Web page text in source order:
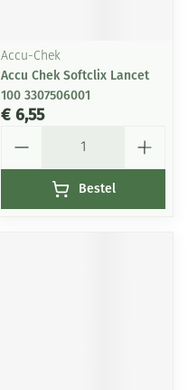
Accu-Chek
Accu Chek Softclix Lancet
100 3307506001
€ 6,55
Bestel